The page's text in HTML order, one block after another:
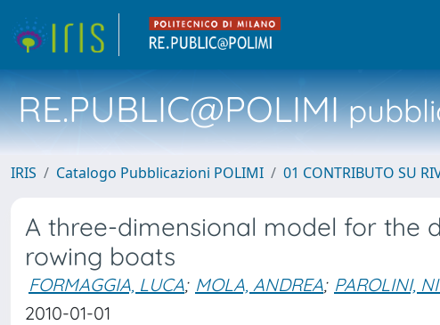
RE.PUBLIC@POLIMI
IRIS Catalogo Pubblicazioni POLIMI 01 CONTRIBUTO SU
A three-dimensional model for the
rowing boats
FORMAGGIA, LUCA; MOLA, ANDREA; PAROLINI,
2010-01-01